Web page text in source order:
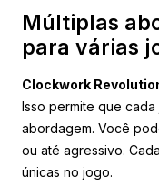
Múltiplas
para várias
Clockwork
Isso permite que
abordagem. Você
ou até agressivo.
únicas no jogo.